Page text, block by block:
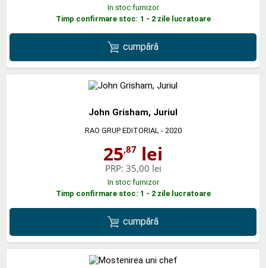
In stoc furnizor
Timp confirmare stoc: 1 - 2 zile lucratoare
cumpără
John Grisham, Juriul
RAO GRUP EDITORIAL - 2020
25,87 lei
PRP: 35,00 lei
In stoc furnizor
Timp confirmare stoc: 1 - 2 zile lucratoare
cumpără